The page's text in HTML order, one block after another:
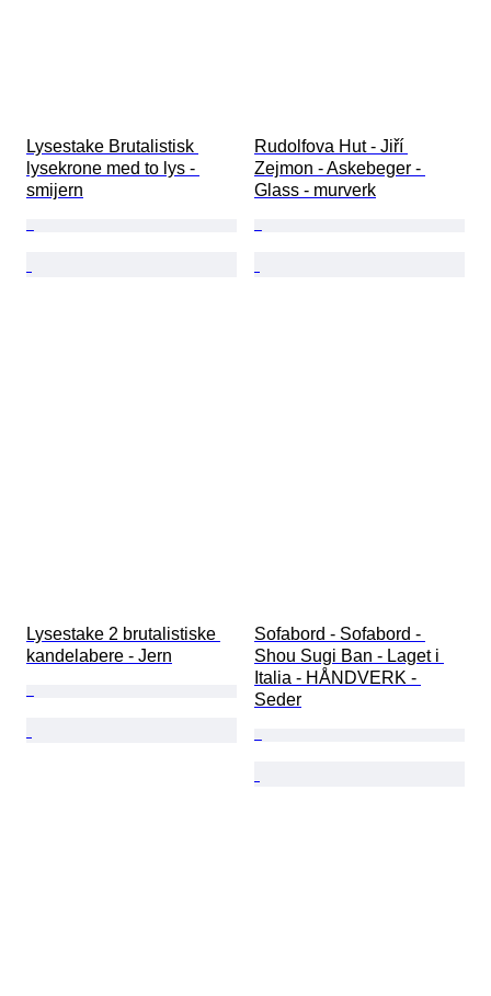
Lysestake Brutalistisk
lysekrone med to lys -
smijern
Rudolfova Hut - Jiří
Zejmon - Askebeger -
Glass - murverk
Lysestake 2 brutalistiske
kandelabere - Jern
Sofabord - Sofabord -
Shou Sugi Ban - Laget i
Italia - HÅNDVERK -
Seder